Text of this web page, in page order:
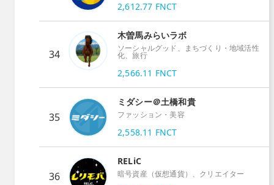
2,612.77 FNCT
34
木曽馬みらいラボ
ソーシャルグッド、まちづくり・地域活性
化、旅行
2,566.11 FNCT
35
ミダシー＠土橋和貴
ファッション・美容
2,558.11 FNCT
36
RELiC
暗号資産（仮想通貨）、クリエイター